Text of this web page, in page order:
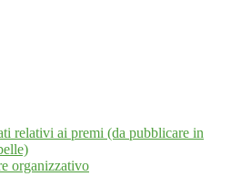
relativi ai premi (da pubblicare in
organizzativo